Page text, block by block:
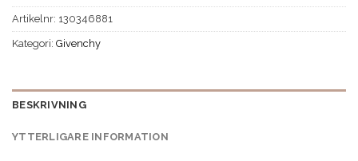
Artikelnr: 130346881
Kategori: Givenchy
BESKRIVNING
YTTERLIGARE INFORMATION